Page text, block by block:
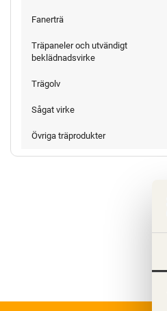
Fanerträ
Träpaneler och utvändigt
beklädnadsvirke
Trägolv
Sågat virke
Övriga träprodukter